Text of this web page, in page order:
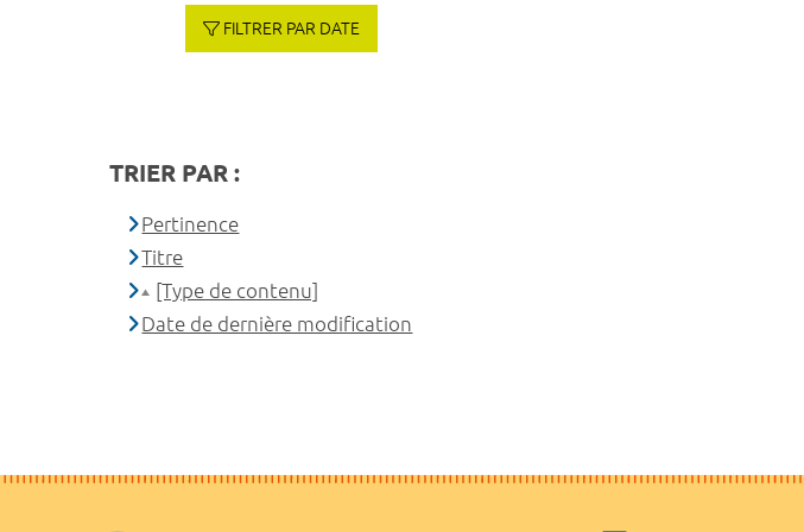
FILTRER PAR DATE
TRIER PAR :
Pertinence
Titre
[Type de contenu]
Date de dernière modification